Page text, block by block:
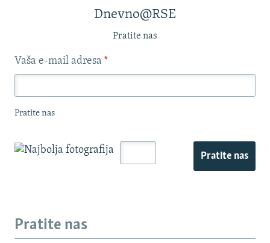
Dnevno@RSE
Pratite nas
Vaša e-mail adresa *
Pratite nas
Pratite nas
Pratite nas